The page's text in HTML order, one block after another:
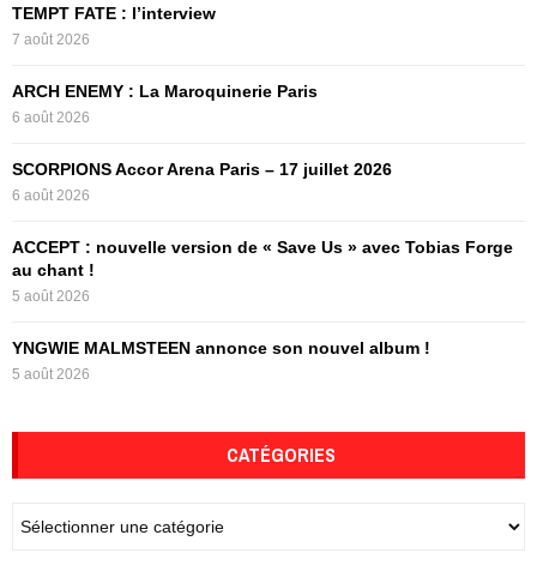
o
r
TEMPT FATE : l’interview
7 août 2026
ARCH ENEMY : La Maroquinerie Paris
6 août 2026
SCORPIONS Accor Arena Paris – 17 juillet 2026
6 août 2026
ACCEPT : nouvelle version de « Save Us » avec Tobias Forge
au chant !
5 août 2026
YNGWIE MALMSTEEN annonce son nouvel album !
5 août 2026
CATÉGORIES